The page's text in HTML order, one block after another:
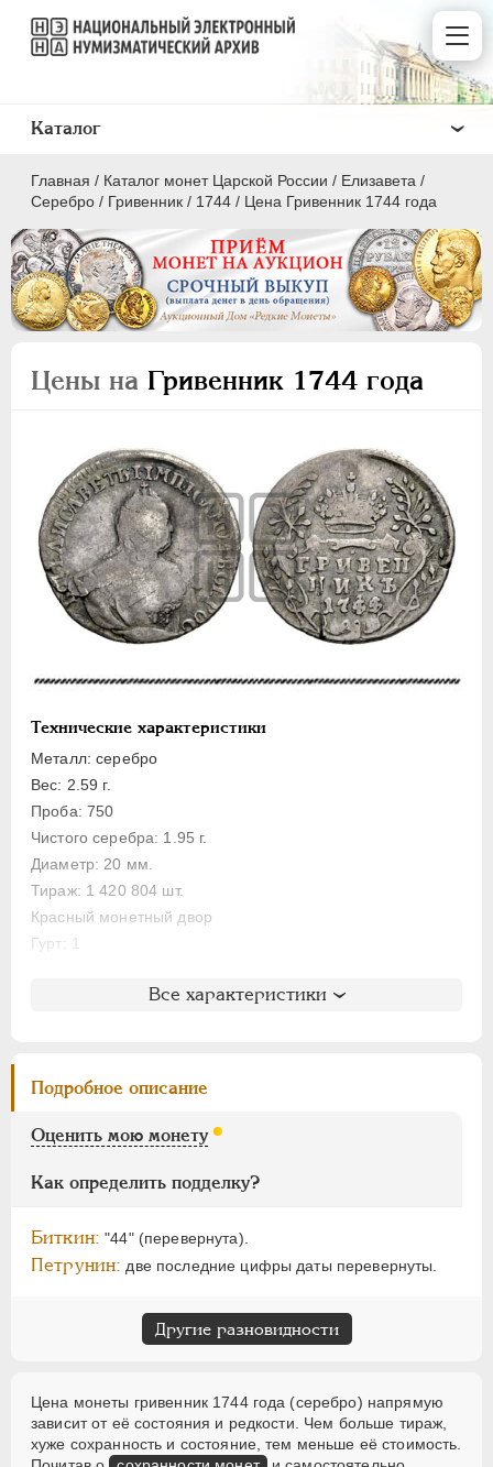
Главная / Каталог монет Царской России / Елизавета /
Серебро / Гривенник / 1744 / Цена Гривенник 1744 года
Цены на Гривенник 1744 года
Технические характеристики
Металл: серебро
Вес: 2.59 г.
Проба: 750
Чистого серебра: 1.95 г.
Диаметр: 20 мм.
Тираж: 1 420 804 шт.
Красный монетный двор
Гурт: 1
Литература и редкость
Уздеников: 0794
Петрунин
Семёнов: 154-400 (R2!)
ГМ: 68.T.V,7 (редкая)
Все характеристики
Подробное описание
Оценить мою монету
Как определить подделку?
Биткин: "44" (перевернута).
Петрунин: две последние цифры даты перевернуты.
Другие разновидности
Цена монеты гривенник 1744 года (серебро) напрямую
зависит от её состояния и редкости. Чем больше тираж,
хуже сохранность и состояние, тем меньше её стоимость.
Каталог
ПEТР I 1699 - 1725
ПЕТР II 1727-1729
ИОАНН АНТОНОВИЧ
ЕЛИЗАВЕТА 1741-1762
Золото
Серебро
1 рубль
Полтина
Гривенник
Медь
Пробные
Для Пруссии
Ливонезы
Монетовидные
ПЕТР III 1762-1762
1796-1801
АЛЕКСАНДР II
НИКОЛАЙ II 1894-1917
ВРЕМЕННОЕ ПРАВ.
1917-1918